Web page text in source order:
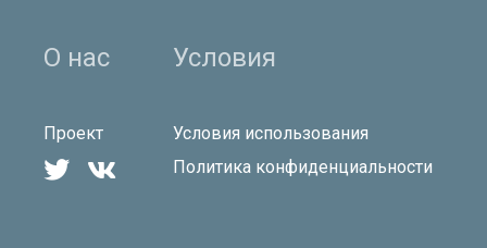
О нас
Проект
 
Условия
Условия использования
Политика конфиденциальности